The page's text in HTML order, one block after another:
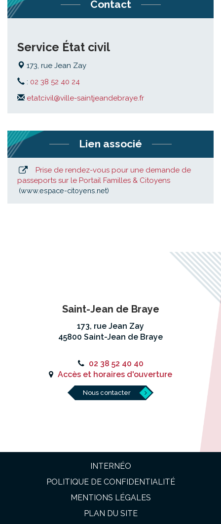
Contact
Service État civil
173, rue Jean Zay
: 02 38 52 40 24
etatcivil@ville-saintjeandebraye.fr
Lien associé
Prise de rendez-vous pour une demande de
passeports sur le Portail Familles & Citoyens
www.espace-citoyens.net
Saint-Jean de Braye
173, rue Jean Zay
45800 Saint-Jean de Braye
02 38 52 40 40
Accès et horaires d'ouverture
Nous contacter
INTERNÉO
POLITIQUE DE CONFIDENTIALITÉ
MENTIONS LÉGALES
PLAN DU SITE